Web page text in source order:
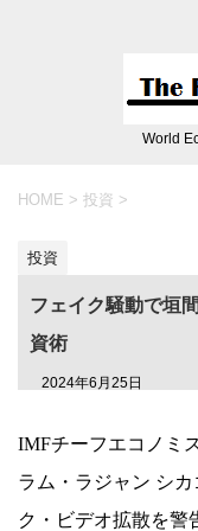
World
HOME > 投資 >
投資
フェイク騒動で垣
資術
2024年6月25日
IMFチーフエコノミ
ラム・ラジャン シ
ク・ビデオ拡散を警